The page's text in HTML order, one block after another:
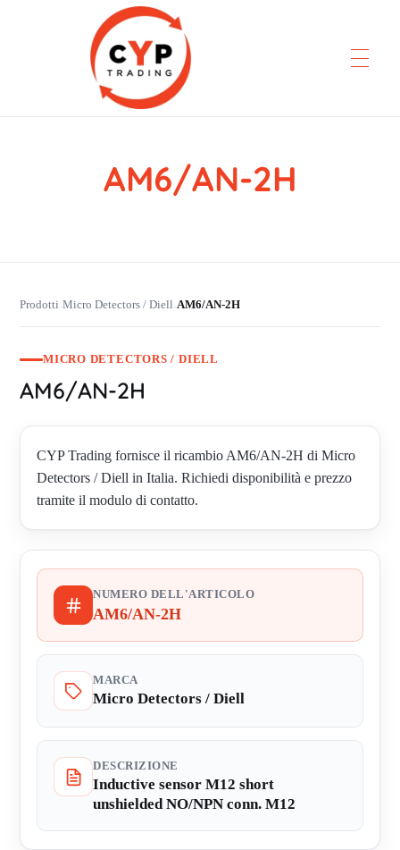
CYP Trading
AM6/AN-2H
Prodotti›Micro Detectors / Diell›AM6/AN-2H
MICRO DETECTORS / DIELL
AM6/AN-2H
CYP Trading fornisce il ricambio AM6/AN-2H di Micro
Detectors / Diell in Italia. Richiedi disponibilità e prezzo
tramite il modulo di contatto.
NUMERO DELL'ARTICOLO
AM6/AN-2H
MARCA
Micro Detectors / Diell
DESCRIZIONE
Inductive sensor M12 short
unshielded NO/NPN conn. M12